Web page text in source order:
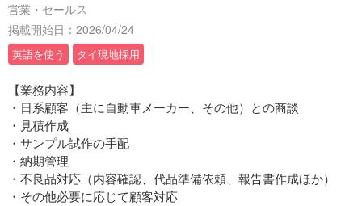
営業・セールス
掲載開始日：2026/04/24
英語を使う タイ現地採用
【業務内容】
・日系顧客（主に自動車メーカー、その他）との商談
・見積作成
・サンプル試作の手配
・納期管理
・不良品対応（内容確認、代品準備依頼、報告書作成ほか）
・その他必要に応じて顧客対応